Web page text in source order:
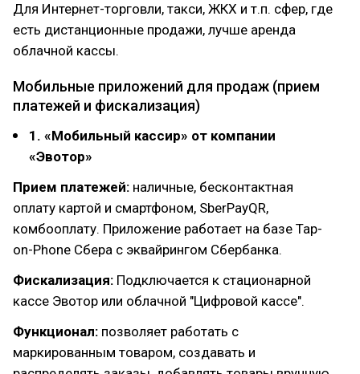
Для Интернет-торговли, такси, ЖКХ и т.п. сфер, где
есть дистанционные продажи, лучше аренда
облачной кассы.
Мобильные приложений для продаж (прием
платежей и фискализация)
1. «Мобильный кассир» от компании
«Эвотор»
Прием платежей: наличные, бесконтактная
оплату картой и смартфоном, SberPayQR,
комбооплату. Приложение работает на базе Tap-
on-Phone Сбера с эквайрингом Сбербанка.
Фискализация: Подключается к стационарной
кассе Эвотор или облачной "Цифровой кассе".
Функционал: позволяет работать с
маркированным товаром, создавать и